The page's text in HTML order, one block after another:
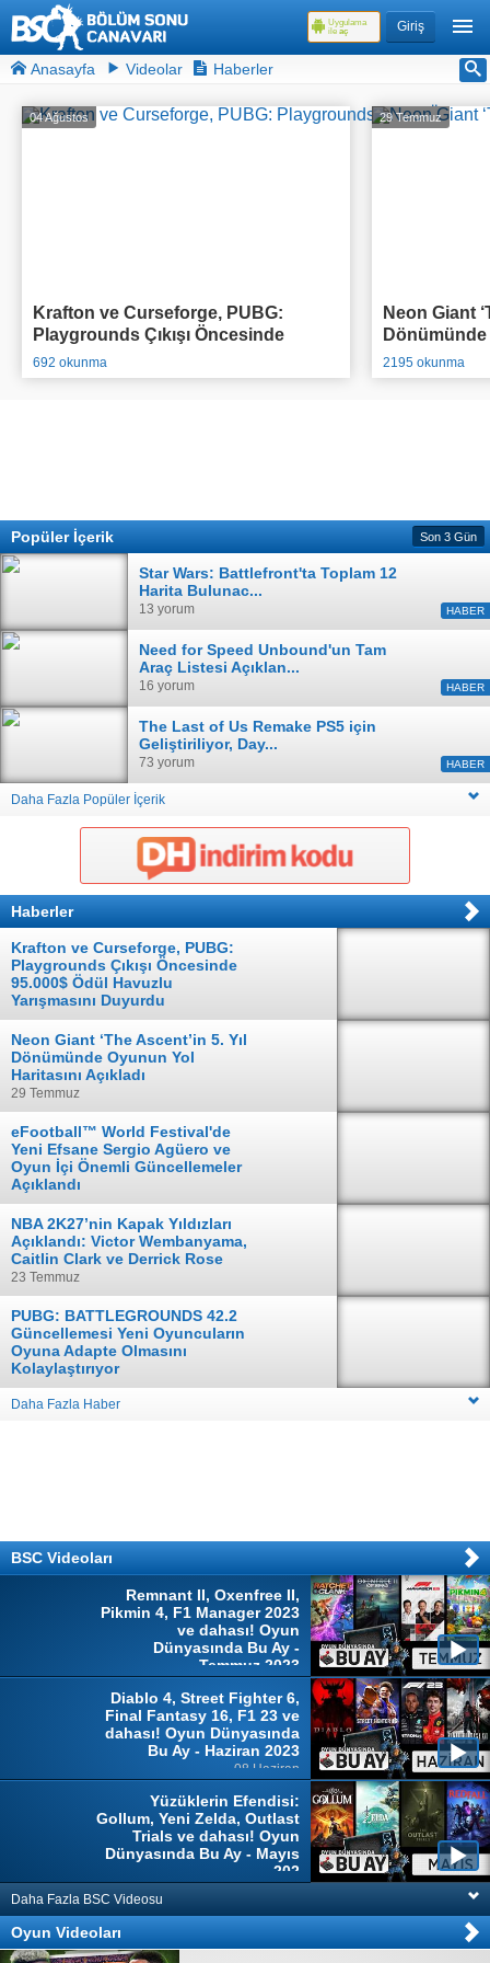
Giriş
Uygulama
ile aç
Anasayfa Videolar Haberler
04 Ağustos
Krafton ve Curseforge, PUBG:
Playgrounds Çıkışı Öncesinde
95.000$ Ödül Havuzlu Yarışmasını
Duyurdu
692 okunma
29 Temmuz
Neon Giant
Dönümünde
Açıkladı
2195 okunma
Popüler İçerik Son 3 Gün
Star Wars: Battlefront'ta Toplam 12
Harita Bulunac...
13 yorum HABER
Need for Speed Unbound'un Tam
Araç Listesi Açıklan...
16 yorum HABER
The Last of Us Remake PS5 için
Geliştiriliyor, Day...
73 yorum HABER
Daha Fazla Popüler İçerik
Haberler
Krafton ve Curseforge, PUBG:
Playgrounds Çıkışı Öncesinde
95.000$ Ödül Havuzlu
Yarışmasını Duyurdu
04 Ağustos
Neon Giant ‘The Ascent’in 5. Yıl
Dönümünde Oyunun Yol
Haritasını Açıkladı
29 Temmuz
eFootball™ World Festival'de
Yeni Efsane Sergio Agüero ve
Oyun İçi Önemli Güncellemeler
Açıklandı
28 Temmuz
NBA 2K27’nin Kapak Yıldızları
Açıklandı: Victor Wembanyama,
Caitlin Clark ve Derrick Rose
23 Temmuz
PUBG: BATTLEGROUNDS 42.2
Güncellemesi Yeni Oyuncuların
Oyuna Adapte Olmasını
Kolaylaştırıyor
16 Temmuz
Daha Fazla Haber
BSC Videoları
Remnant II, Oxenfree II,
Pikmin 4, F1 Manager 2023
ve dahası! Oyun
Dünyasında Bu Ay -
Temmuz 2023
Diablo 4, Street Fighter 6,
Final Fantasy 16, F1 23 ve
dahası! Oyun Dünyasında
Bu Ay - Haziran 2023
08 Haziran
Yüzüklerin Efendisi:
Gollum, Yeni Zelda, Outlast
Trials ve dahası! Oyun
Dünyasında Bu Ay - Mayıs
202
Daha Fazla BSC Videosu
Oyun Videoları